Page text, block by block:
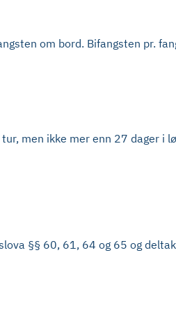
om bord. Bifangsten pr.
men ikke mer enn 27 dager i
§§ 60, 61, 64 og 65 og